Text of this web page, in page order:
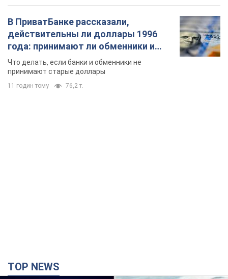
В ПриватБанке рассказали,
действительны ли доллары 1996
года: принимают ли обменники и
банки такие купюры
Что делать, если банки и обменники не
принимают старые доллары
11 годин тому 76,2 т.
TOP NEWS